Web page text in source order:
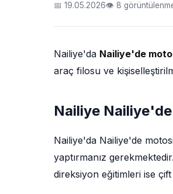
📅 19.05.2026👁 8
Nailiye'da Nailiye'de
araç filosu ve
Nailiye Nailiye'de
Nailiye'da Nailiye'de
yaptırmanız
direksiyon eğitimleri ise